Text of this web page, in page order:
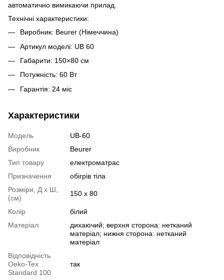
автоматично вимикаючи прилад.
Технічні характеристики:
Виробник: Beurer (Німеччина)
Артикул моделі: UB 60
Габарити: 150×80 см
Потужність: 60 Вт
Гарантія: 24 міс
Характеристики
Модель
UB-60
Виробник
Beurer
Тип товару
електроматрас
Призначення
обігрів тіла
Розміри, Д х Ш,
(см)
150 x 80
Колір
білий
Матеріал
дихаючий; верхня сторона: нетканий
матеріал; нижня сторона: нетканий
матеріал
Відповідність
Oeko-Tex
Standard 100
так